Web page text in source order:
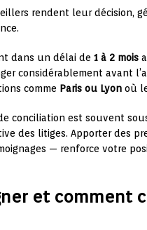
rendent leur décision,
dans un délai de 1 à 2 mois
considérablement avant
comme Paris ou Lyon où
conciliation est souvent
des litiges. Apporter des
— renforce votre
et comment